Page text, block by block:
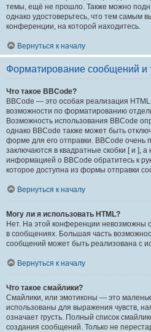
темы, ещё не прошло. Также можно
однако удостоверьтесь, что тем самым
конференции, на которой находитесь.
Вернуться к началу
Форматирование сообщений и
Что такое BBCode?
BBCode — это особая реализация
возможности по форматированию
Возможность использования BBCode
однако BBCode также может быть
форме для его отправки. BBCode очень
заключаются в квадратные скобки [ и ],
информацией о BBCode обратитесь к
которое доступна из формы отправки
Вернуться к началу
Могу ли я использовать HTML?
Нет. На этой конференции невозможны
в сообщениях. Большая часть
сообщений может быть реализована с
Вернуться к началу
Что такое смайлики?
Смайлики, или эмотиконы — это
использованы для выражения чувств,
означает грусть. Полный список
создания сообщений. Только не